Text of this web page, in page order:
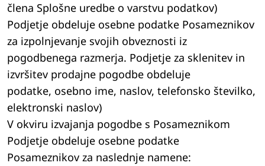
člena Splošne uredbe o varstvu podatkov)
Podjetje obdeluje osebne podatke Posameznikov
za izpolnjevanje svojih obveznosti iz
pogodbenega razmerja. Podjetje za sklenitev in
izvršitev prodajne pogodbe obdeluje
podatke, osebno ime, naslov, telefonsko številko,
elektronski naslov)
V okviru izvajanja pogodbe s Posameznikom
Podjetje obdeluje osebne podatke
Posameznikov za naslednje namene: